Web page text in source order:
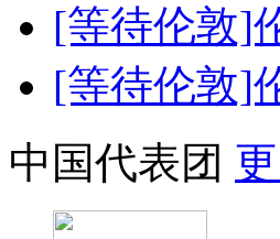
[等待伦敦]
[等待伦敦]
中国代表团